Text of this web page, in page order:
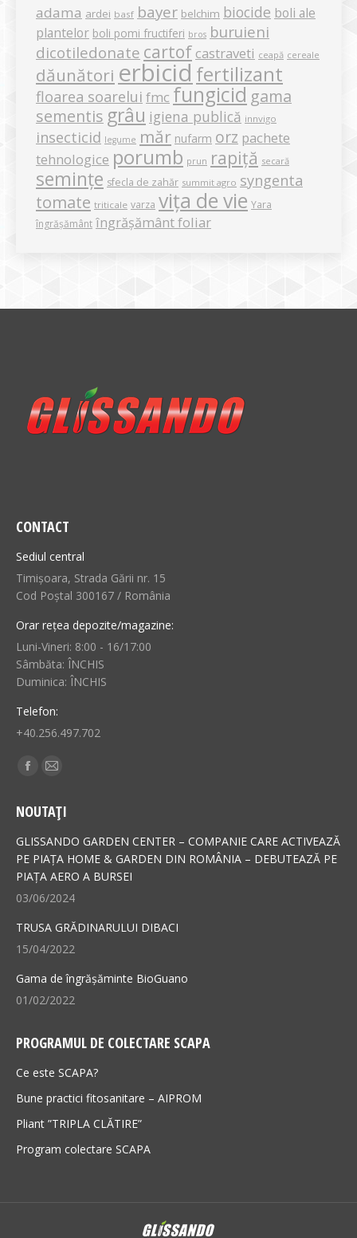
adama ardei basf bayer belchim biocide boli ale
plantelor boli pomi fructiferi bros buruieni
dicotiledonate cartof castraveti ceapă cereale
dăunători erbicidfertilizant
floarea soarelui fmc fungicid gama
sementis grâu igiena publică innvigo
insecticid legume măr nufarm orz pachete
tehnologice porumb prun rapiță secară
semințe sfecla de zahăr summit agro syngenta
tomate triticale varza vița de vie Yara
îngrășământ îngrășământ foliar
CONTACT
Sediul central
Timișoara, Strada Gării nr. 15
Cod Poștal 300167 / România
Orar rețea depozite/magazine:
Luni-Vineri: 8:00 - 16/17:00
Sâmbăta: ÎNCHIS
Duminica: ÎNCHIS
Telefon:
+40.256.497.702
Find us on:
Facebook
opens
in
new
window
Mail
opens
in
new
window
NOUTAȚI
GLISSANDO GARDEN CENTER – COMPANIE CARE ACTIVEAZĂ
PE PIAȚA HOME & GARDEN DIN ROMÂNIA – DEBUTEAZĂ PE
PIAȚA AERO A BURSEI
03/06/2024
TRUSA GRĂDINARULUI DIBACI
15/04/2022
Gama de îngrășăminte BioGuano
01/02/2022
PROGRAMUL DE COLECTARE SCAPA
Ce este SCAPA?
Bune practici fitosanitare – AIPROM
Pliant ”TRIPLA CLĂTIRE”
Program colectare SCAPA